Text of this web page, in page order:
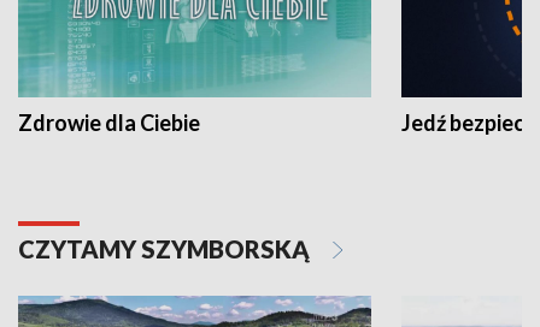
Zdrowie dla Ciebie Jedź
CZYTAMY SZYMBORSKĄ